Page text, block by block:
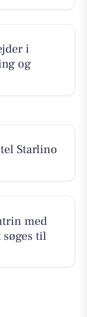
i
og
Starlino
med
til